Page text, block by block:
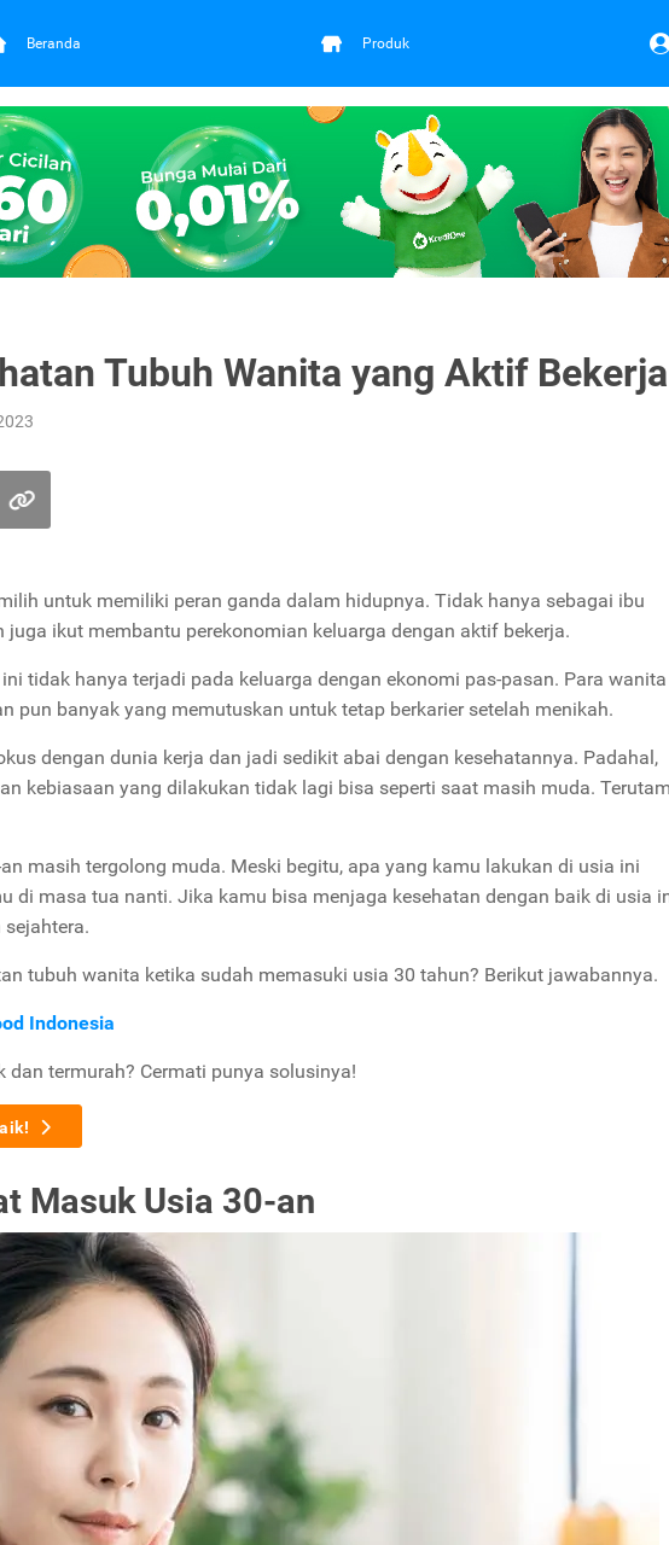
Beranda Produk
Tubuh Wanita yang Aktif Bekerja
untuk memiliki peran ganda dalam hidupnya. Tidak hanya sebagai ibu
ikut membantu perekonomian keluarga dengan aktif bekerja.
tidak hanya terjadi pada keluarga dengan ekonomi pas-pasan. Para wanita
pun banyak yang memutuskan untuk tetap berkarier setelah menikah.
dengan dunia kerja dan jadi sedikit abai dengan kesehatannya. Padahal,
kebiasaan yang dilakukan tidak lagi bisa seperti saat masih muda.
masih tergolong muda. Meski begitu, apa yang kamu lakukan di usia ini
di masa tua nanti. Jika kamu bisa menjaga kesehatan dengan baik di usia
tubuh wanita ketika sudah memasuki usia 30 tahun? Berikut jawabannya.
Indonesia
termurah? Cermati punya solusinya!
Masuk Usia 30-an